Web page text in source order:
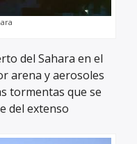
del Sahara en el
arena y aerosoles
tormentas que se
del extenso